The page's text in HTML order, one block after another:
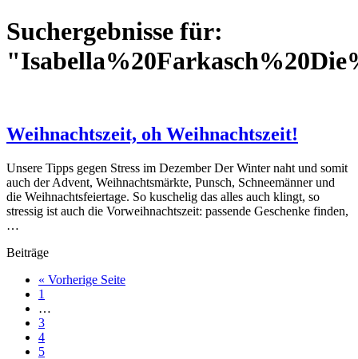
Suchergebnisse für:
Weihnachtszeit, oh Weihnachtszeit!
Unsere Tipps gegen Stress im Dezember Der Winter naht und somit
auch der Advent, Weihnachtsmärkte, Punsch, Schneemänner und
die Weihnachtsfeiertage. So kuschelig das alles auch klingt, so
stressig ist auch die Vorweihnachtszeit: passende Geschenke finden,
…
Beiträge
« Vorherige Seiteaufrufen
Seite
1
Zwischenseiten
…
Seite
3
Seite
4
Seite
5